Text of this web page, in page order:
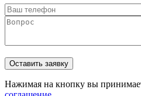
Нажимая на кнопку вы